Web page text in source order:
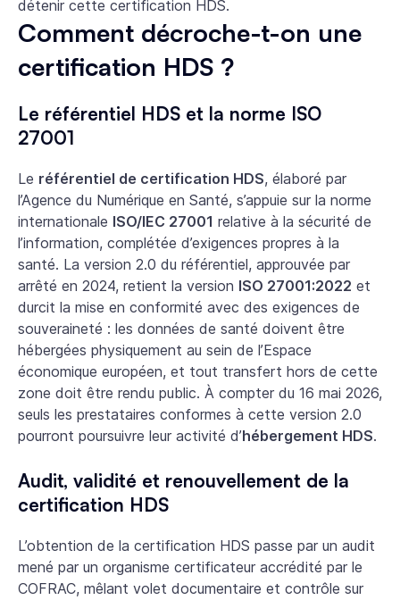
détenir cette certification HDS.
Comment décroche-t-on une
certification HDS ?
Le référentiel HDS et la norme ISO
27001
Le référentiel de certification HDS, élaboré par
l’Agence du Numérique en Santé, s’appuie sur la norme
internationale ISO/IEC 27001 relative à la sécurité de
l’information, complétée d’exigences propres à la
santé. La version 2.0 du référentiel, approuvée par
arrêté en 2024, retient la version ISO 27001:2022 et
durcit la mise en conformité avec des exigences de
souveraineté : les données de santé doivent être
hébergées physiquement au sein de l’Espace
économique européen, et tout transfert hors de cette
zone doit être rendu public. À compter du 16 mai 2026,
seuls les prestataires conformes à cette version 2.0
pourront poursuivre leur activité d’hébergement HDS.
Audit, validité et renouvellement de la
certification HDS
L’obtention de la certification HDS passe par un audit
mené par un organisme certificateur accrédité par le
COFRAC, mêlant volet documentaire et contrôle sur